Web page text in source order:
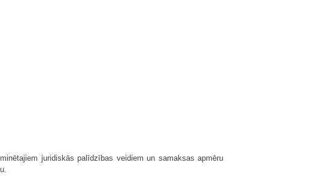
juridiskās palīdzības veidiem un samaksas apmēru